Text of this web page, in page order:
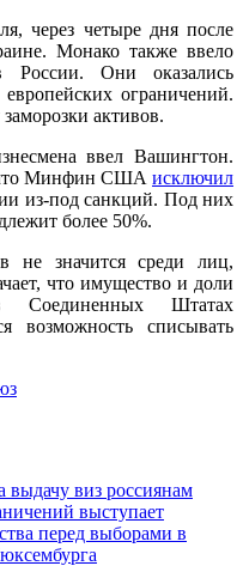
через четыре дня после
Монако также ввело
России. Они оказались
ограничений.
активов.
ввел Вашингтон.
что Минфин США исключил
из-под санкций. Под них
более 50%.
не значится среди лиц,
что имущество и доли
Штатах
возможность списывать
виз россиянам
выступает
перед выборами в